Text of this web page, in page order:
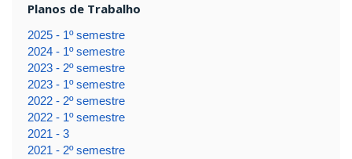
Planos de Trabalho
2025 - 1º semestre
2024 - 1º semestre
2023 - 2º semestre
2023 - 1º semestre
2022 - 2º semestre
2022 - 1º semestre
2021 - 3
2021 - 2º semestre